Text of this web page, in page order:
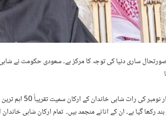
سعودی حکومت نے
رکھا گیا ہے۔ ان کے اثاثے منجمد ہیں۔ تمام ارکان شاہی